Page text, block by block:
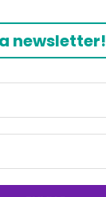
newsletter!